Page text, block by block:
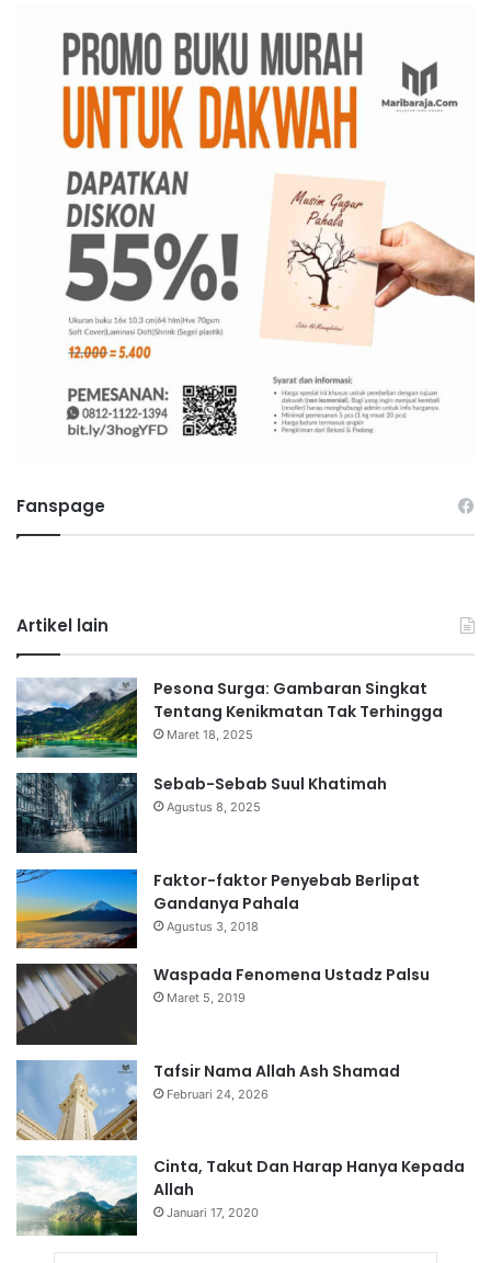
Fanspage
Artikel lain
Pesona Surga: Gambaran Singkat
Tentang Kenikmatan Tak Terhingga
Maret 18, 2025
Sebab-Sebab Suul Khatimah
Agustus 8, 2025
Faktor-faktor Penyebab Berlipat
Gandanya Pahala
Agustus 3, 2018
Waspada Fenomena Ustadz Palsu
Maret 5, 2019
Tafsir Nama Allah Ash Shamad
Februari 24, 2026
Cinta, Takut Dan Harap Hanya Kepada
Allah
Januari 17, 2020